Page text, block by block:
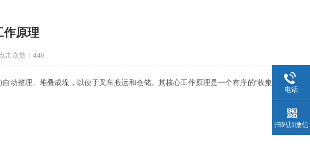
作原理
次数：448
整理、堆叠成垛，以便于叉车搬运和仓储。其核心工作原理是一个有序的“收集-
电话
扫码加微信